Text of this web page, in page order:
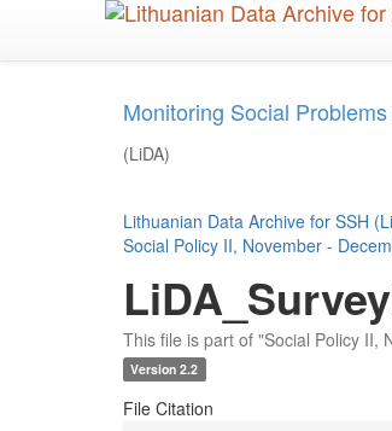
Monitoring Social
(LiDA)
Lithuanian Data Archive for SSH
Social Policy II, November -
This file is part of "Social Policy II,
Version 2.2
File Citation